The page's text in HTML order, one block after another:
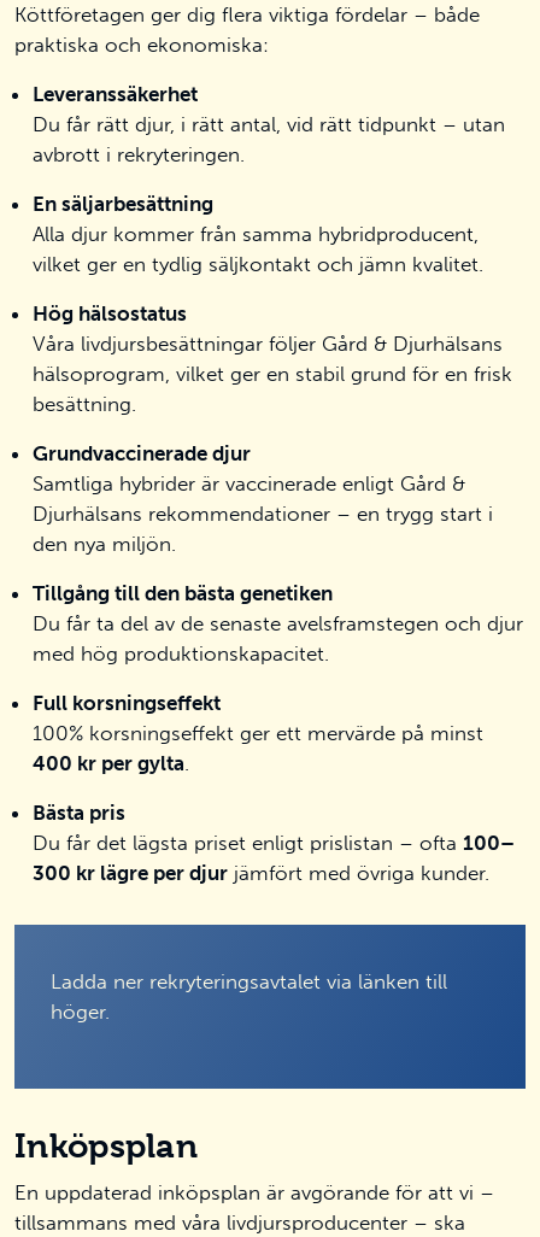
Köttföretagen ger dig flera viktiga fördelar – både
praktiska och ekonomiska:
Leveranssäkerhet
Du får rätt djur, i rätt antal, vid rätt tidpunkt – utan
avbrott i rekryteringen.
En säljarbesättning
Alla djur kommer från samma hybridproducent,
vilket ger en tydlig säljkontakt och jämn kvalitet.
Hög hälsostatus
Våra livdjursbesättningar följer Gård & Djurhälsans
hälsoprogram, vilket ger en stabil grund för en frisk
besättning.
Grundvaccinerade djur
Samtliga hybrider är vaccinerade enligt Gård &
Djurhälsans rekommendationer – en trygg start i
den nya miljön.
Tillgång till den bästa genetiken
Du får ta del av de senaste avelsframstegen och djur
med hög produktionskapacitet.
Full korsningseffekt
100% korsningseffekt ger ett mervärde på minst
400 kr per gylta
Bästa pris
Du får det lägsta priset enligt prislistan – ofta 100–
300 kr lägre per djur jämfört med övriga kunder.
Ladda ner rekryteringsavtalet via länken till
höger.
Inköpsplan
En uppdaterad inköpsplan är avgörande för att vi –
tillsammans med våra livdjursproducenter – ska